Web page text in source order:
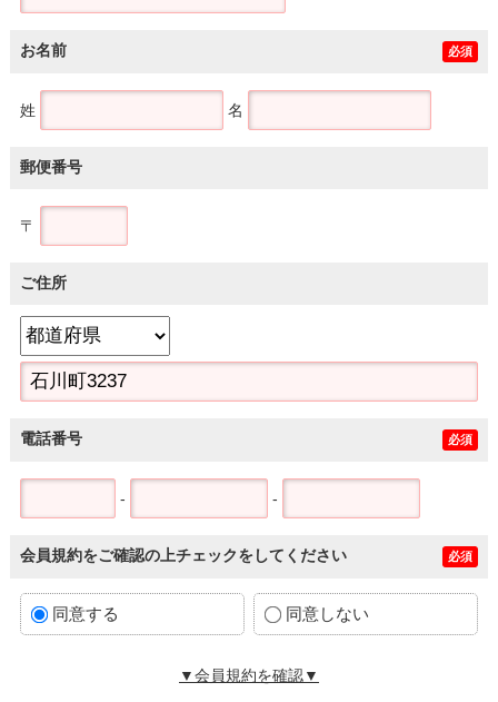
お名前 必須
姓 名
郵便番号
〒
ご住所
電話番号 必須
- -
会員規約をご確認の上チェックをしてください 必須
同意する 同意しない
▼会員規約を確認▼